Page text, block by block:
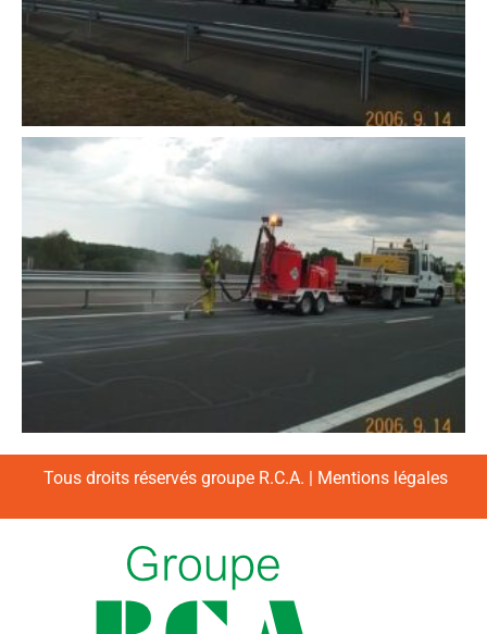
Tous droits réservés groupe R.C.A. | Mentions légales